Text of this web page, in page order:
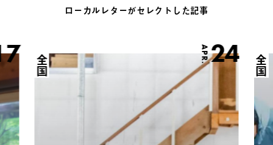
ローカルレターがセレクトした記事
APR.24
全国 全国